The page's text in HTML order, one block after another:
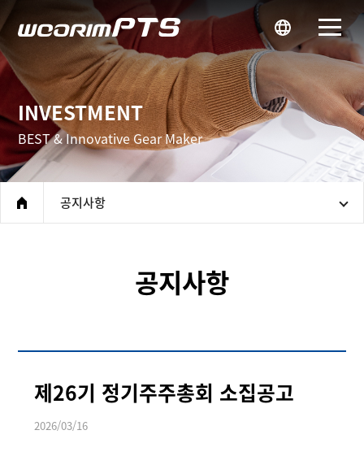
우림피티에스
INVESTMENT
BEST & Innovative Gear Maker
home
공지사항
공지사항
제26기 정기주주총회 소집공고
2026/03/16